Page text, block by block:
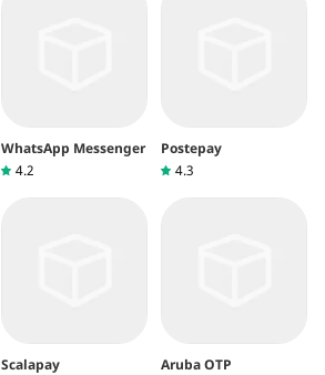
WhatsApp Messenger
4.2
Postepay
4.3
Scalapay
Aruba OTP